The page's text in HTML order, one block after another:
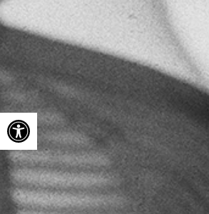
Ouvrir la barre d’outils